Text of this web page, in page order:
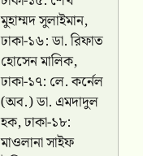
মুহাম্মদ সুলাইমান,
ঢাকা-১৬: ডা. রিফাত
হোসেন মালিক,
ঢাকা-১৭: লে. কর্নেল
(অব.) ডা. এমদাদুল
হক, ঢাকা-১৮:
মাওলানা সাইফ